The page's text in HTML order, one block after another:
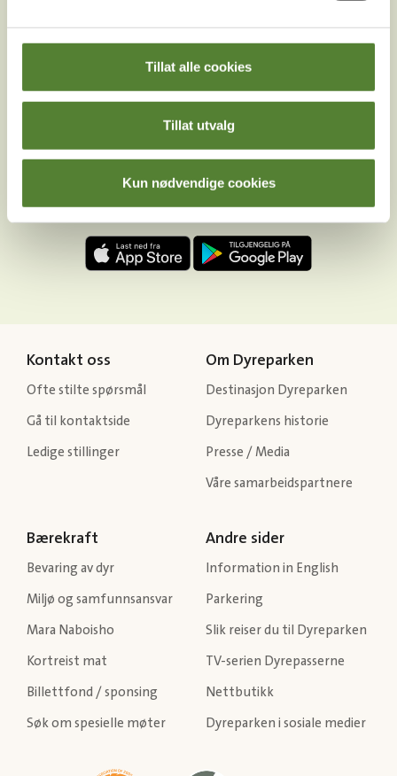
Tillat alle cookies
Tillat utvalg
Kun nødvendige cookies
Last ned Dyreparkens App
Les mer om appen her
Kontakt oss
Ofte stilte spørsmål
Gå til kontaktside
Ledige stillinger
Om Dyreparken
Destinasjon Dyreparken
Dyreparkens historie
Presse / Media
Våre samarbeidspartnere
Bærekraft
Bevaring av dyr
Miljø og samfunnsansvar
Mara Naboisho
Kortreist mat
Billettfond / sponsing
Søk om spesielle møter
Andre sider
Information in English
Parkering
Slik reiser du til Dyreparken
TV-serien Dyrepasserne
Nettbutikk
Dyreparken i sosiale medier